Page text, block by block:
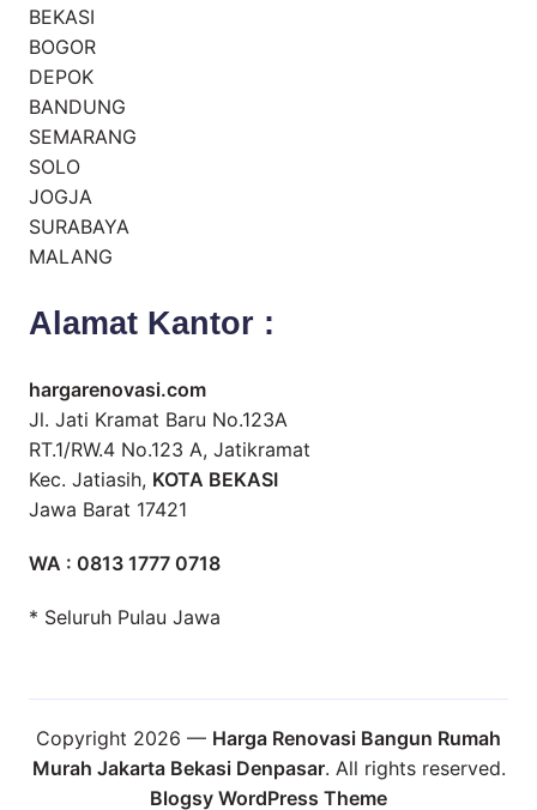
BEKASI
BOGOR
DEPOK
BANDUNG
SEMARANG
SOLO
JOGJA
SURABAYA
MALANG
Alamat Kantor :
hargarenovasi.com
Jl. Jati Kramat Baru No.123A
RT.1/RW.4 No.123 A, Jatikramat
Kec. Jatiasih, KOTA BEKASI
Jawa Barat 17421
WA : 0813 1777 0718
* Seluruh Pulau Jawa
Copyright 2026 — Harga Renovasi Bangun Rumah
Murah Jakarta Bekasi Denpasar. All rights reserved.
Blogsy WordPress Theme